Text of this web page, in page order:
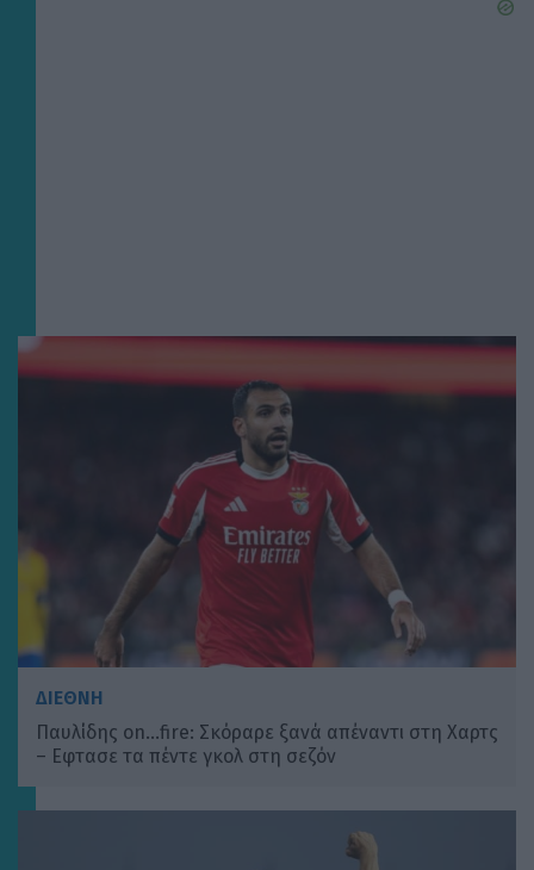
ΔΙΕΘΝΗ
Παυλίδης on…fire: Σκόραρε ξανά απέναντι στη Χαρτς
– Eφτασε τα πέντε γκολ στη σεζόν